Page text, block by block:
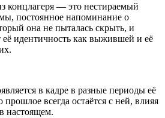
концлагеря — это нестираемый
постоянное напоминание о
она не пыталась скрыть, и
идентичность как выжившей и её
в кадре в разные периоды её
всегда остаётся с ней, влияя
настоящем.